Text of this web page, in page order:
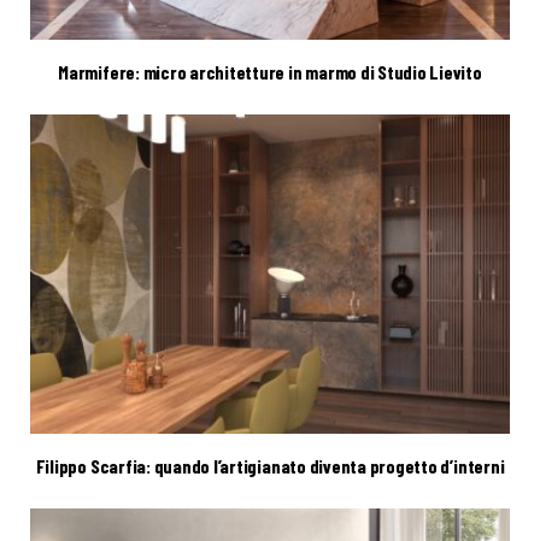
Marmifere: micro architetture in marmo di Studio Lievito
Filippo Scarfia: quando l’artigianato diventa progetto d’interni